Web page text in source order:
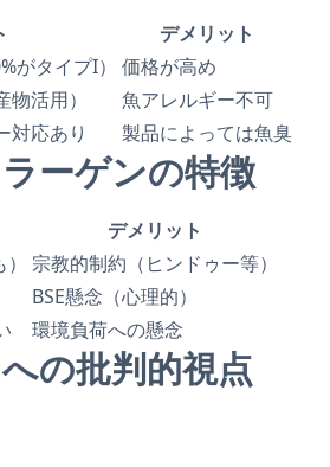
デメリット
がタイプI）
価格が高め
活用）
魚アレルギー不可
対応あり
製品によっては魚臭
ーゲンの特徴
デメリット
宗教的制約（ヒンドゥー等）
BSE懸念（心理的）
環境負荷への懸念
の批判的視点